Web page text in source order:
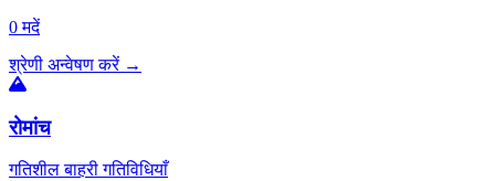
0 मदें
श्रेणी अन्वेषण करें →
रोमांच
गतिशील बाहरी गतिविधियाँ